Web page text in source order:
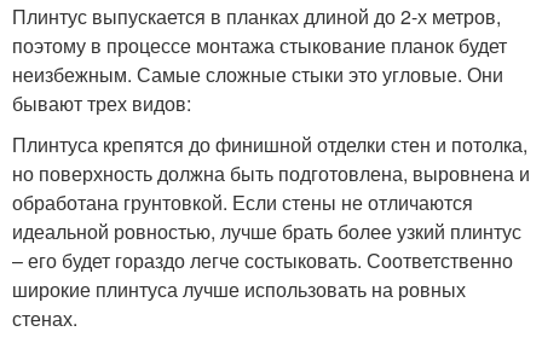
Плинтус выпускается в планках длиной до 2-х метров,
поэтому в процессе монтажа стыкование планок будет
неизбежным. Самые сложные стыки это угловые. Они
бывают трех видов:
Плинтуса крепятся до финишной отделки стен и потолка,
но поверхность должна быть подготовлена, выровнена и
обработана грунтовкой. Если стены не отличаются
идеальной ровностью, лучше брать более узкий плинтус
– его будет гораздо легче состыковать. Соответственно
широкие плинтуса лучше использовать на ровных
стенах.